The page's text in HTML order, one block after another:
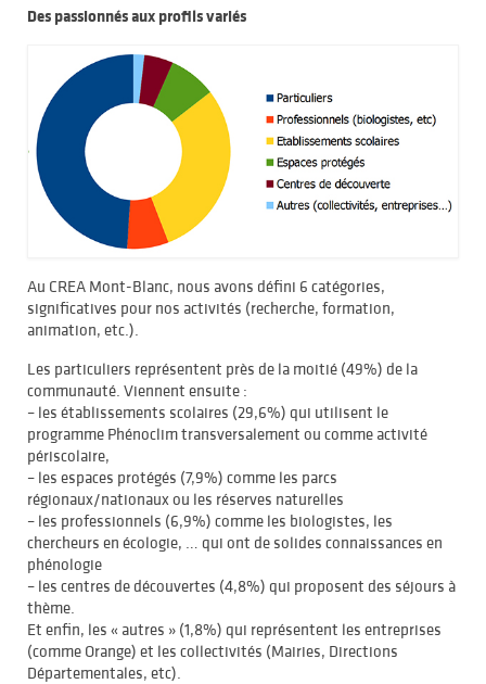
Des passionnés aux profils variés
Au CREA Mont-Blanc, nous avons défini 6 catégories,
significatives pour nos activités (recherche, formation,
animation, etc.).
Les particuliers représentent près de la moitié (49%) de la
communauté. Viennent ensuite :
– les établissements scolaires (29,6%) qui utilisent le
programme Phénoclim transversalement ou comme activité
périscolaire,
– les espaces protégés (7,9%) comme les parcs
régionaux/nationaux ou les réserves naturelles
– les professionnels (6,9%) comme les biologistes, les
chercheurs en écologie, … qui ont de solides connaissances en
phénologie
– les centres de découvertes (4,8%) qui proposent des séjours à
thème.
Et enfin, les « autres » (1,8%) qui représentent les entreprises
(comme Orange) et les collectivités (Mairies, Directions
Départementales, etc).